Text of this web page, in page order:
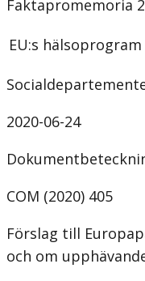
Faktapromemoria
EU:s hälsoprogram
2020-06-24
COM (2020) 405
Förslag till
och om